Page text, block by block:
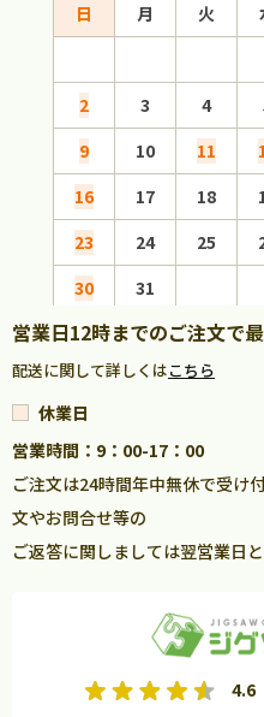
日 月 火
2
3 4
9
10 11
16
17 18
23
24 25
30
31
営業日12時までのご注文で
配送に関して詳しくはこちら
休業日
営業時間：9：00-17：00
ご注文は24時間年中無休で受け
文やお問合せ等の
ご返答に関しましては翌営業日と
4.6